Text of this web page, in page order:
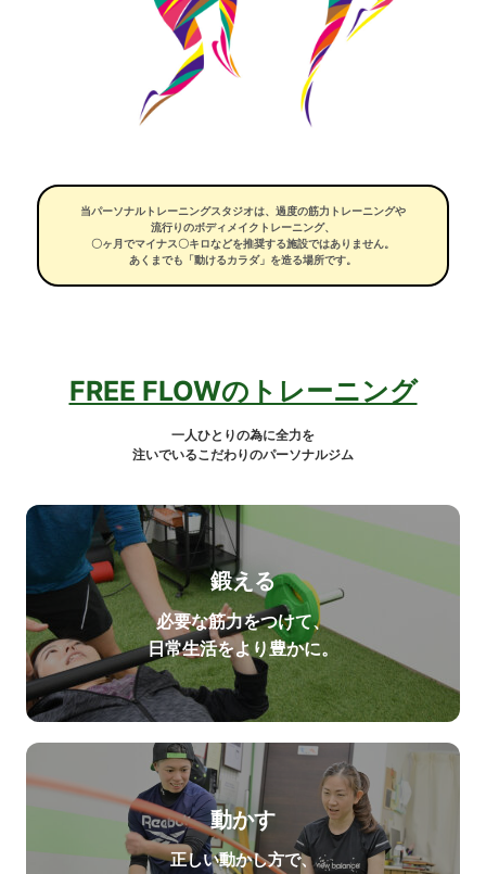
当パーソナルトレーニングスタジオは、過度の筋力トレーニングや
流行りのボディメイクトレーニング、
〇ヶ月でマイナス〇キロなどを推奨する施設ではありません。
あくまでも「動けるカラダ」を造る場所です。
FREE FLOWのトレーニング
一人ひとりの為に全力を
注いでいるこだわりのパーソナルジム
鍛える
必要な筋力をつけて、
日常生活をより豊かに。
動かす
正しい動かし方で、